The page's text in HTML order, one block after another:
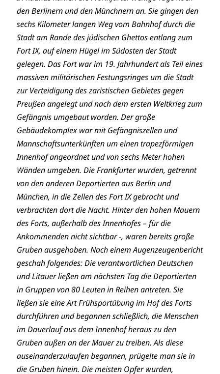
den Berlinern und den Münchnern an. Sie gingen den
sechs Kilometer langen Weg vom Bahnhof durch die
Stadt am Rande des jüdischen Ghettos entlang zum
Fort IX, auf einem Hügel im Südosten der Stadt
gelegen. Das Fort war im 19. Jahrhundert als Teil eines
massiven militärischen Festungsringes um die Stadt
zur Verteidigung des zaristischen Gebietes gegen
Preußen angelegt und nach dem ersten Weltkrieg zum
Gefängnis umgebaut worden. Der große
Gebäudekomplex war mit Gefängniszellen und
Mannschaftsunterkünften um einen trapezförmigen
Innenhof angeordnet und von sechs Meter hohen
Wänden umgeben. Die Frankfurter wurden, getrennt
von den anderen Deportierten aus Berlin und
München, in die Zellen des Fort IX gebracht und
verbrachten dort die Nacht. Hinter den hohen Mauern
des Forts, außerhalb des Innenhofes – für die
Ankommenden nicht sichtbar -, waren bereits große
Gruben ausgehoben. Nach einem Augenzeugenbericht
geschah folgendes: Die verantwortlichen Deutschen
und Litauer ließen am nächsten Tag die Deportierten
in Gruppen von 80 Leuten in Reihen antreten. Sie
ließen sie eine Art Frühsportübung im Hof des Forts
durchführen und begannen schließlich, die Menschen
im Dauerlauf aus dem Innenhof heraus zu den
Gruben außen an der Mauer zu treiben. Als diese
auseinanderzulaufen begannen, prügelte man sie in
die Gruben hinein. Die meisten Opfer wurden,